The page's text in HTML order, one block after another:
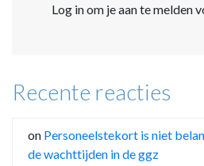
Log in om je aan te melden
Recente reacties
on Personeelstekort is niet
de wachttijden in de ggz